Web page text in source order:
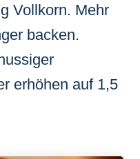
Vollkorn. Mehr
backen.
erhöhen auf 1,5